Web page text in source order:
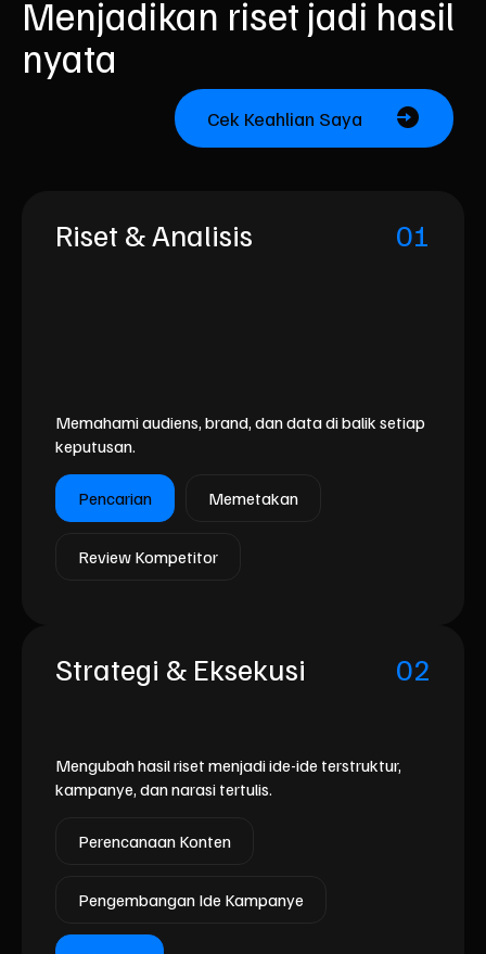
Menjadikan riset jadi hasil
nyata
Cek Keahlian Saya
Riset & Analisis 01
Memahami audiens, brand, dan data di balik setiap
keputusan.
Pencarian Memetakan
Review Kompetitor
Strategi & Eksekusi 02
Mengubah hasil riset menjadi ide-ide terstruktur,
kampanye, dan narasi tertulis.
Perencanaan Konten
Pengembangan Ide Kampanye